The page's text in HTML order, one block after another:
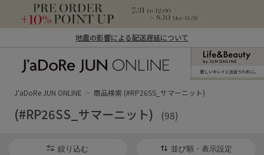
地震の影響による配送遅延について
ン オンライン）
新しいキレイと出合うために。
J'aDoRe JUN ONLINE 商品検索 (#RP26SS_サマーニット)
(#RP26SS_サマーニット) (98)
絞り込む 並び順・表示設定